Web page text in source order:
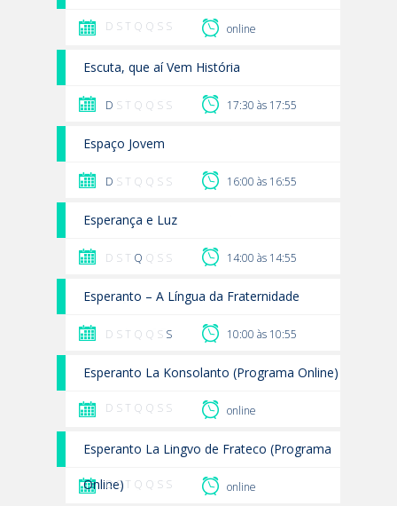
D S T Q Q S S online
Escuta, que aí Vem História
D S T Q Q S S 17:30 às 17:55
Espaço Jovem
D S T Q Q S S 16:00 às 16:55
Esperança e Luz
D S T Q Q S S 14:00 às 14:55
Esperanto – A Língua da Fraternidade
D S T Q Q S S 10:00 às 10:55
Esperanto La Konsolanto (Programa Online)
D S T Q Q S S online
Esperanto La Lingvo de Frateco (Programa
Online)D S T Q Q S S online